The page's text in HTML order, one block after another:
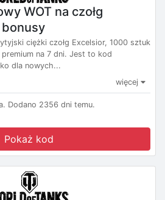
WOT na czołg
ciężki czołg Excelsior, 1000 sztuk
na 7 dni. Jest to kod
dla nowych...
więcej
Dodano 2356 dni temu.
Pokaż kod